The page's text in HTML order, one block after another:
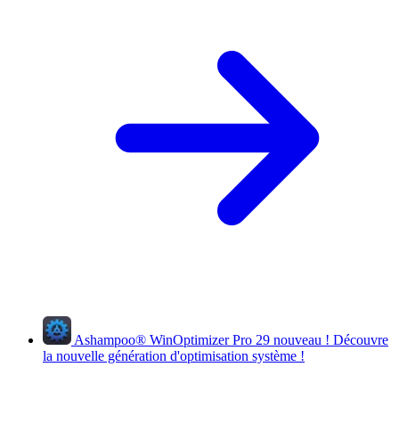
Ashampoo® WinOptimizer Pro 29 nouveau ! Découvre
la nouvelle génération d'optimisation système !